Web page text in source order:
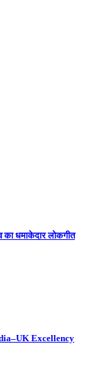
का धमाकेदार लोकगीत
Excellency